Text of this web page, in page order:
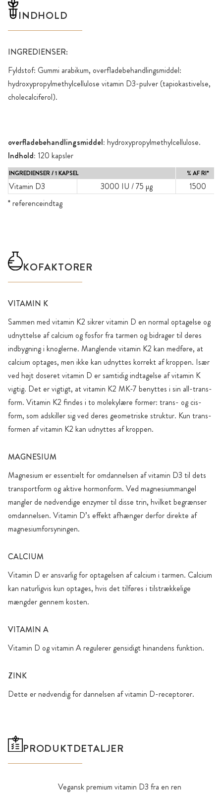
INDHOLD
INGREDIENSER:
Fyldstof: Gummi arabikum, overfladebehandlingsmiddel:
hydroxypropylmethylcellulose vitamin D3-pulver (tapiokastivelse,
cholecalciferol).
overfladebehandlingsmiddel: hydroxypropylmethylcellulose.
Indhold: 120 kapsler
INGREDIENSER / 1 KAPSEL % AF RI*
Vitamin D3 3000 IU / 75 µg
1500
* referenceindtag
KOFAKTORER
VITAMIN K
Sammen med vitamin K2 sikrer vitamin D en normal optagelse og
udnyttelse af calcium og fosfor fra tarmen og bidrager til deres
indbygning i knoglerne. Manglende vitamin K2 kan medføre, at
calcium optages, men ikke kan udnyttes korrekt af kroppen. Især
ved højt doseret vitamin D er samtidig indtagelse af vitamin K
vigtig. Det er vigtigt, at vitamin K2 MK-7 benyttes i sin all-trans-
form. Vitamin K2 findes i to molekylære former: trans- og cis-
form, som adskiller sig ved deres geometriske struktur. Kun trans-
formen af vitamin K2 kan udnyttes af kroppen.
MAGNESIUM
Magnesium er essentielt for omdannelsen af vitamin D3 til dets
transportform og aktive hormonform. Ved magnesiummangel
mangler de nødvendige enzymer til disse trin, hvilket begrænser
omdannelsen. Vitamin D’s effekt afhænger derfor direkte af
magnesiumforsyningen.
CALCIUM
Vitamin D er ansvarlig for optagelsen af calcium i tarmen. Calcium
kan naturligvis kun optages, hvis det tilføres i tilstrækkelige
mængder gennem kosten.
VITAMIN A
Vitamin D og vitamin A regulerer gensidigt hinandens funktion.
ZINK
Dette er nødvendig for dannelsen af vitamin D-receptorer.
PRODUKTDETALJER
Vegansk premium vitamin D3 fra en ren